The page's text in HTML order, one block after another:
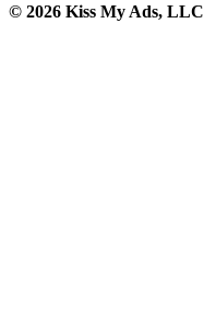
© 2026 Kiss My Ads, LLC